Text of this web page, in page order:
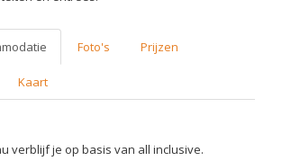
Foto's Prijzen
Kaart
verblijf je op basis van all inclusive.